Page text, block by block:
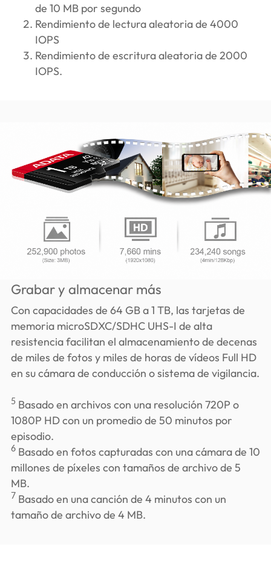
de 10 MB por segundo
Rendimiento de lectura aleatoria de 4000
IOPS
Rendimiento de escritura aleatoria de 2000
IOPS.
Grabar y almacenar más
Con capacidades de 64 GB a 1 TB, las tarjetas de
memoria microSDXC/SDHC UHS-I de alta
resistencia facilitan el almacenamiento de decenas
de miles de fotos y miles de horas de vídeos Full HD
en su cámara de conducción o sistema de vigilancia.
5 Basado en archivos con una resolución 720P o
1080P HD con un promedio de 50 minutos por
episodio.
6Basado en fotos capturadas con una cámara de 10
millones de píxeles con tamaños de archivo de 5
MB.
7 Basado en una canción de 4 minutos con un
tamaño de archivo de 4 MB.